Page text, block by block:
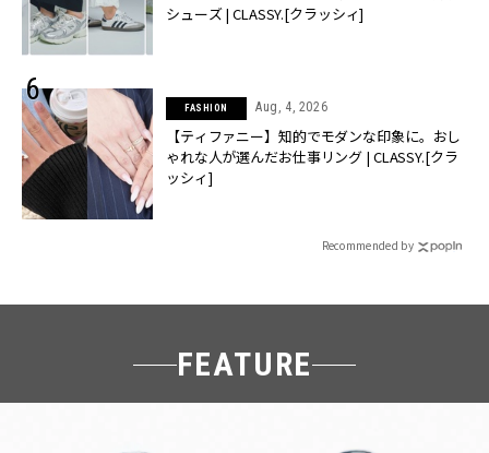
シューズ | CLASSY.[クラッシィ]
FASHION Aug, 4, 2026
【ティファニー】知的でモダンな印象に。おし
ゃれな人が選んだお仕事リング | CLASSY.[クラ
ッシィ]
Recommended by
FEATURE